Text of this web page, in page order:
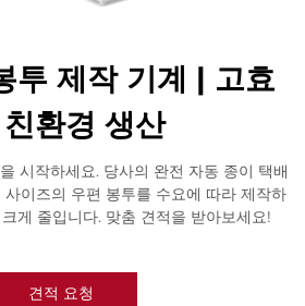
투 제작 기계 | 고효
환경 생산
시작하세요. 당사의 완전 자동 종이 택배
이즈의 우편 봉투를 수요에 따라 제작하
게 줄입니다. 맞춤 견적을 받아보세요!
견적 요청